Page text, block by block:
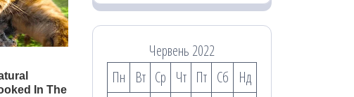
Червень 2022
Пн
Вт Ср Чт Пт Сб
Нд